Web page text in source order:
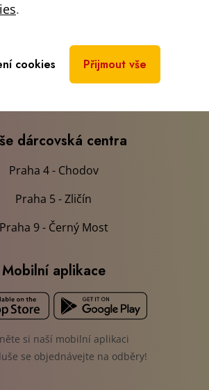
dárcovství
Blog
dárcovská centra
Praha 4 - Chodov
Praha 5 - Zličín
Praha 9 - Černý Most
Mobilní aplikace
si naší mobilní aplikaci
se objednávejte na odběry!
.
cookies Přijmout vše